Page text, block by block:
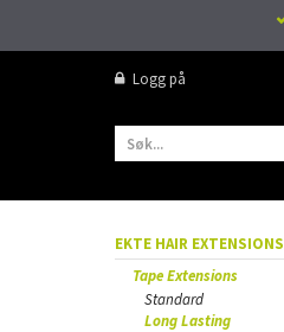
Logg på
EKTE HAIR EXTENSIONS
Tape Extensions
Standard
Long Lasting